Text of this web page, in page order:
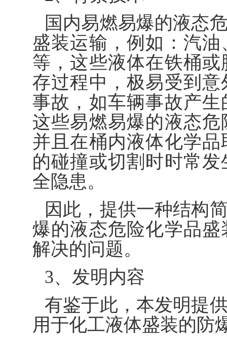
国内易燃易爆的液态
盛装运输，例如：汽
等，这些液体在铁桶
存过程中，极易受到
事故，如车辆事故产
这些易燃易爆的液态
并且在桶内液体化学
的碰撞或切割时时常
全隐患。
因此，提供一种结构
爆的液态危险化学品
解决的问题。
3、发明内容
有鉴于此，本发明提
用于化工液体盛装的